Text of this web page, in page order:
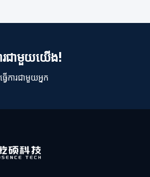
ជាមួយយើង!
វើការជាមួយអ្នក